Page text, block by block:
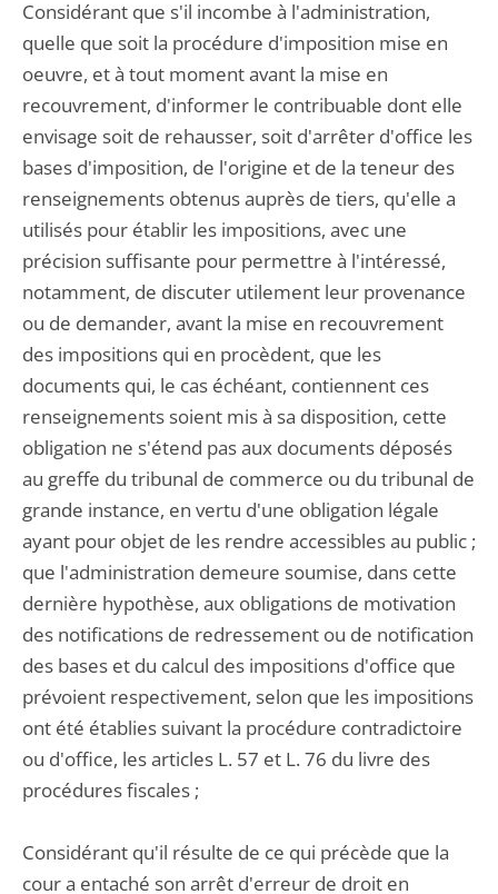
Considérant que s'il incombe à l'administration,
quelle que soit la procédure d'imposition mise en
oeuvre, et à tout moment avant la mise en
recouvrement, d'informer le contribuable dont elle
envisage soit de rehausser, soit d'arrêter d'office les
bases d'imposition, de l'origine et de la teneur des
renseignements obtenus auprès de tiers, qu'elle a
utilisés pour établir les impositions, avec une
précision suffisante pour permettre à l'intéressé,
notamment, de discuter utilement leur provenance
ou de demander, avant la mise en recouvrement
des impositions qui en procèdent, que les
documents qui, le cas échéant, contiennent ces
renseignements soient mis à sa disposition, cette
obligation ne s'étend pas aux documents déposés
au greffe du tribunal de commerce ou du tribunal de
grande instance, en vertu d'une obligation légale
ayant pour objet de les rendre accessibles au public ;
que l'administration demeure soumise, dans cette
dernière hypothèse, aux obligations de motivation
des notifications de redressement ou de notification
des bases et du calcul des impositions d'office que
prévoient respectivement, selon que les impositions
ont été établies suivant la procédure contradictoire
ou d'office, les articles L. 57 et L. 76 du livre des
procédures fiscales ;
Considérant qu'il résulte de ce qui précède que la
cour a entaché son arrêt d'erreur de droit en